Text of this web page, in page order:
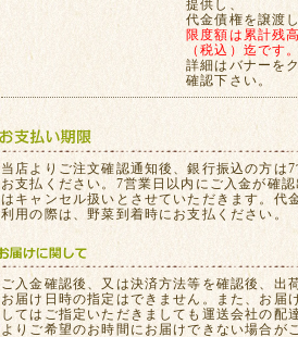
提供し、
代金債権を譲渡
限度額は累計残
（税込）迄です。
詳細はバナーを
確認下さい。
当店よりご注文確認通知後、銀行振込の方は
お支払ください。7営業日以内にご入金が確
はキャンセル扱いとさせていただきます。代
利用の際は、野菜到着時にお支払ください。
ご入金確認後、又は決済方法等を確認後、出
お届け日時の指定はできません。また、お届
してはご指定いただきましても運送会社の配
よりご希望のお時間にお届けできない場合が